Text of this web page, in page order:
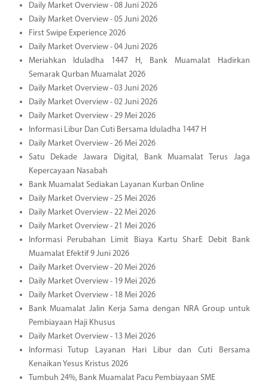
Daily Market Overview - 08 Juni 2026
Daily Market Overview - 05 Juni 2026
First Swipe Experience 2026
Daily Market Overview - 04 Juni 2026
Meriahkan Iduladha 1447 H, Bank Muamalat Hadirkan
Semarak Qurban Muamalat 2026
Daily Market Overview - 03 Juni 2026
Daily Market Overview - 02 Juni 2026
Daily Market Overview - 29 Mei 2026
Informasi Libur Dan Cuti Bersama Iduladha 1447 H
Daily Market Overview - 26 Mei 2026
Satu Dekade Jawara Digital, Bank Muamalat Terus Jaga
Kepercayaan Nasabah
Bank Muamalat Sediakan Layanan Kurban Online
Daily Market Overview - 25 Mei 2026
Daily Market Overview - 22 Mei 2026
Daily Market Overview - 21 Mei 2026
Informasi Perubahan Limit Biaya Kartu SharE Debit Bank
Muamalat Efektif 9 Juni 2026
Daily Market Overview - 20 Mei 2026
Daily Market Overview - 19 Mei 2026
Daily Market Overview - 18 Mei 2026
Bank Muamalat Jalin Kerja Sama dengan NRA Group untuk
Pembiayaan Haji Khusus
Daily Market Overview - 13 Mei 2026
Informasi Tutup Layanan Hari Libur dan Cuti Bersama
Kenaikan Yesus Kristus 2026
Tumbuh 24%, Bank Muamalat Pacu Pembiayaan SME